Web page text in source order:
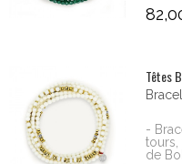
Têtes
-
tours,
de